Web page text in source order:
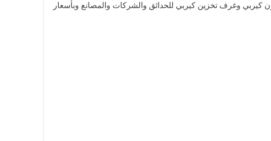
وغرف تخزين كيربي للحدائق والشركات والمصانع وبأسعار